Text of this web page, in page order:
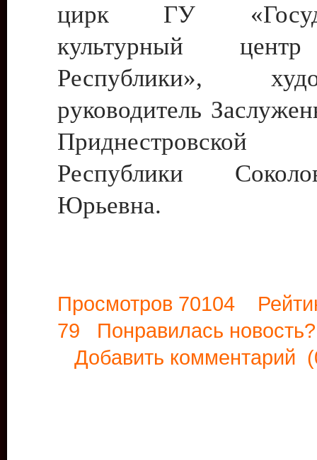
цирк ГУ
культурный
Республики»,
руководитель
Приднестровской
Республики
Юрьевна.
Просмотров 70104
79 Понравилась
Добавить комментарий